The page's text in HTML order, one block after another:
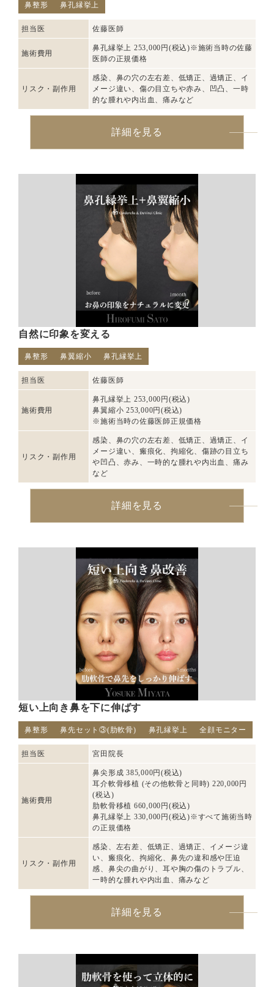
鼻整形 鼻孔縁挙上
担当医 佐藤医師
施術費用
鼻孔縁挙上 253,000円(税込)※施術当時の佐藤
医師の正規価格
リスク・副作用
感染、鼻の穴の左右差、低矯正、過矯正、イ
メージ違い、傷の目立ちや赤み、凹凸、一時
的な腫れや内出血、痛みなど
詳細を見る
自然に印象を変える
鼻整形 鼻翼縮小 鼻孔縁挙上
担当医 佐藤医師
施術費用
鼻孔縁挙上 253,000円(税込)
鼻翼縮小 253,000円(税込)
※施術当時の佐藤医師正規価格
リスク・副作用
感染、鼻の穴の左右差、低矯正、過矯正、イ
メージ違い、瘢痕化、拘縮化、傷跡の目立ち
や凹凸、赤み、一時的な腫れや内出血、痛み
など
詳細を見る
短い上向き鼻を下に伸ばす
鼻整形 鼻先セット③(肋軟骨) 鼻孔縁挙上 全顔モニター
担当医 宮田院長
施術費用
鼻尖形成 385,000円(税込)
耳介軟骨移植 (その他軟骨と同時) 220,000円
(税込)
肋軟骨移植 660,000円(税込)
鼻孔縁挙上 330,000円(税込)※すべて施術当時
の正規価格
リスク・副作用
感染、左右差、低矯正、過矯正、イメージ違
い、瘢痕化、拘縮化、鼻先の違和感や圧迫
感、鼻尖の曲がり、耳や胸の傷のトラブル、
一時的な腫れや内出血、痛みなど
詳細を見る